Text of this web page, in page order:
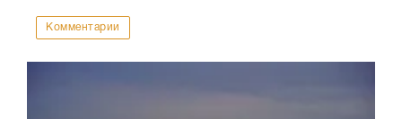
Комментарии